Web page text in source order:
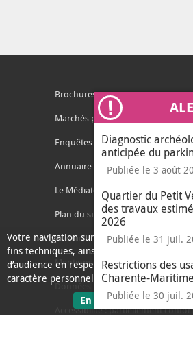
Votre navigation sur ce site nécessite
fins techniques, ainsi que des cookies
d’audience en respect de la législation
caractère personnel.
En savoir plussur lesJ'ai
Diagnostic
anticipée du
Publiée le 3 août
Quartier du Petit
des travaux
2026
Publiée le 31 juil.
Restrictions des
Charente-
Publiée le 30 juil.
Brochures
Marchés publics
Enquêtes publiques
Annuaire des services
Le Médiateur de l'Agglo
Plan du site
Contacter l'agglo
Mentions légales
Accessibilité : partiellement